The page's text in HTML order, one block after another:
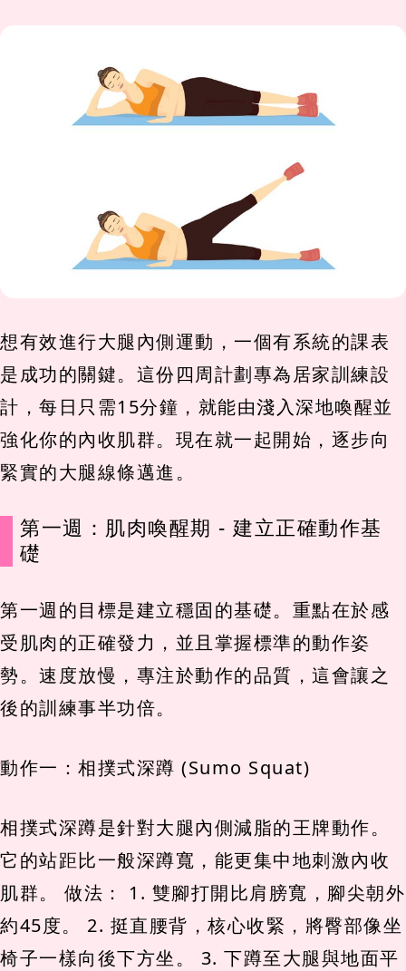
想有效進行大腿內側運動，一個有系統的課表
是成功的關鍵。這份四周計劃專為居家訓練設
計，每日只需15分鐘，就能由淺入深地喚醒並
強化你的內收肌群。現在就一起開始，逐步向
緊實的大腿線條邁進。
第一週：肌肉喚醒期 - 建立正確動作基
礎
第一週的目標是建立穩固的基礎。重點在於感
受肌肉的正確發力，並且掌握標準的動作姿
勢。速度放慢，專注於動作的品質，這會讓之
後的訓練事半功倍。
動作一：相撲式深蹲 (Sumo Squat)
相撲式深蹲是針對大腿內側減脂的王牌動作。
它的站距比一般深蹲寬，能更集中地刺激內收
肌群。 做法： 1. 雙腳打開比肩膀寬，腳尖朝外
約45度。 2. 挺直腰背，核心收緊，將臀部像坐
椅子一樣向後下方坐。 3. 下蹲至大腿與地面平